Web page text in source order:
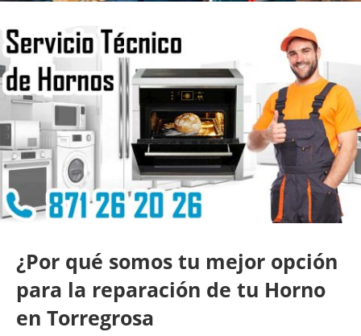
¿Por qué somos tu mejor opción
para la reparación de tu Horno
en Torregrosa